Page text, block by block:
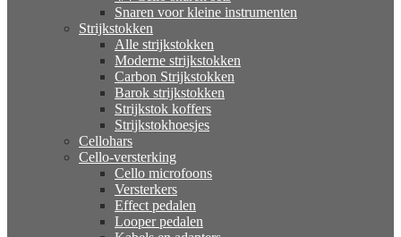
Snaren voor kleine instrumenten
Strijkstokken
Alle strijkstokken
Moderne strijkstokken
Carbon Strijkstokken
Barok strijkstokken
Strijkstok koffers
Strijkstokhoesjes
Cellohars
Cello-versterking
Cello microfoons
Versterkers
Effect pedalen
Looper pedalen